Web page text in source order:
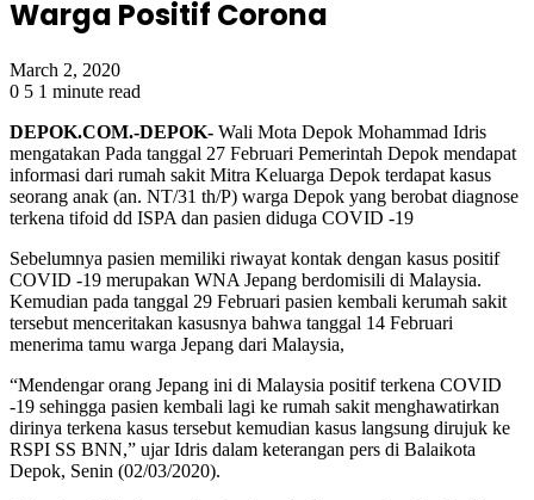
Warga Positif Corona
March 2, 2020
0 5 1 minute read
DEPOK.COM.-DEPOK- Wali Mota Depok Mohammad Idris
mengatakan Pada tanggal 27 Februari Pemerintah Depok mendapat
informasi dari rumah sakit Mitra Keluarga Depok terdapat kasus
seorang anak (an. NT/31 th/P) warga Depok yang berobat diagnose
terkena tifoid dd ISPA dan pasien diduga COVID -19
Sebelumnya pasien memiliki riwayat kontak dengan kasus positif
COVID -19 merupakan WNA Jepang berdomisili di Malaysia.
Kemudian pada tanggal 29 Februari pasien kembali kerumah sakit
tersebut menceritakan kasusnya bahwa tanggal 14 Februari
menerima tamu warga Jepang dari Malaysia,
“Mendengar orang Jepang ini di Malaysia positif terkena COVID
-19 sehingga pasien kembali lagi ke rumah sakit menghawatirkan
dirinya terkena kasus tersebut kemudian kasus langsung dirujuk ke
RSPI SS BNN,” ujar Idris dalam keterangan pers di Balaikota
Depok, Senin (02/03/2020).